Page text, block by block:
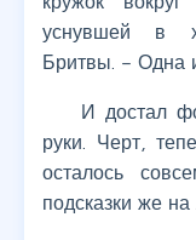
уснувшей в
Бритвы. – Одна
И достал
руки. Черт,
осталось
подсказки же